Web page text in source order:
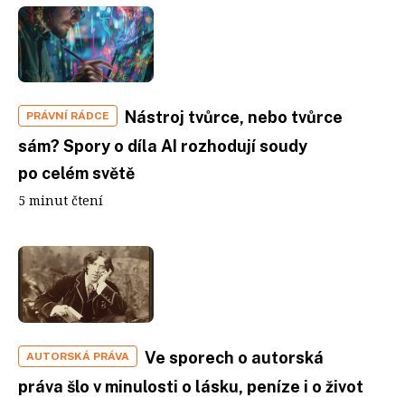
PRÁVNÍ RÁDCE
Nástroj tvůrce, nebo tvůrce
sám? Spory o díla AI rozhodují soudy
po celém světě
5 minut čtení
AUTORSKÁ PRÁVA
Ve sporech o autorská
práva šlo v minulosti o lásku, peníze i o život